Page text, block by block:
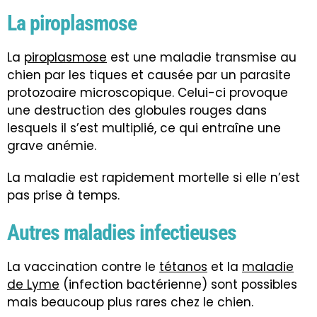
La piroplasmose
La piroplasmose est une maladie transmise au
chien par les tiques et causée par un parasite
protozoaire microscopique. Celui-ci provoque
une destruction des globules rouges dans
lesquels il s’est multiplié, ce qui entraîne une
grave anémie.
La maladie est rapidement mortelle si elle n’est
pas prise à temps.
Autres maladies infectieuses
La vaccination contre le tétanos et la maladie
de Lyme (infection bactérienne) sont possibles
mais beaucoup plus rares chez le chien.